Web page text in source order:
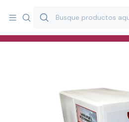
y estimulación infantil en Chile.
Especialistas en recursos